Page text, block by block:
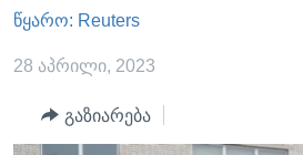
ძიებაზე
ᲐᲨᲨ-ᲘᲡ ᲐᲠᲩᲔᲕᲜᲔᲑᲘ 2024
ᲛᲡᲝᲤᲚᲘᲝ
ᲕᲘᲓᲔᲝᲔᲑᲘ
ᲒᲐᲓᲐᲪᲔᲛᲔᲑᲘ
წყარო: Reuters
28 აპრილი, 2023
გაზიარება